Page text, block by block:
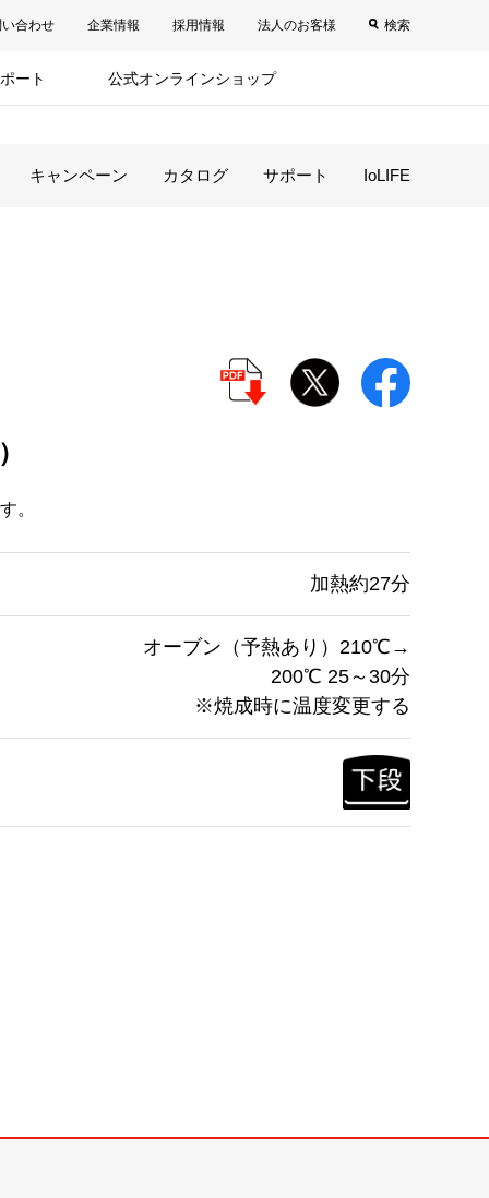
合わせ 企業情報 採用情報 法人のお客様 検索
ート 公式オンラインショップ
キャンペーン カタログ サポート IoLIFE
。
加熱約27分
オーブン（予熱あり）210℃→
200℃ 25～30分
※焼成時に温度変更する